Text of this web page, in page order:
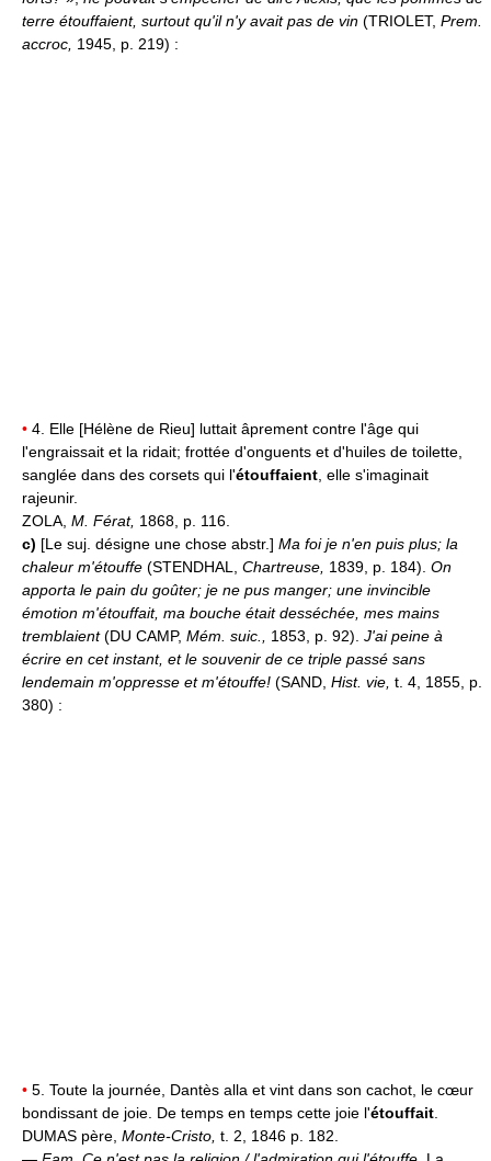
terre étouffaient, surtout qu'il n'y avait pas de vin (TRIOLET, Prem.
accroc, 1945, p. 219) :
• 4. Elle [Hélène de Rieu] luttait âprement contre l'âge qui
l'engraissait et la ridait; frottée d'onguents et d'huiles de toilette,
sanglée dans des corsets qui l'étouffaient, elle s'imaginait
rajeunir.
ZOLA, M. Férat, 1868, p. 116.
c) [Le suj. désigne une chose abstr.] Ma foi je n'en puis plus; la
chaleur m'étouffe (STENDHAL, Chartreuse, 1839, p. 184). On
apporta le pain du goûter; je ne pus manger; une invincible
émotion m'étouffait, ma bouche était desséchée, mes mains
tremblaient(DU CAMP, Mém. suic., 1853, p. 92). J'ai peine à
écrire en cet instant, et le souvenir de ce triple passé sans
lendemain m'oppresse et m'étouffe! (SAND, Hist. vie, t. 4, 1855, p.
380) :
• 5. Toute la journée, Dantès alla et vint dans son cachot, le cœur
bondissant de joie. De temps en temps cette joie l'étouffait.
DUMAS père, Monte-Cristo, t. 2, 1846 p. 182.